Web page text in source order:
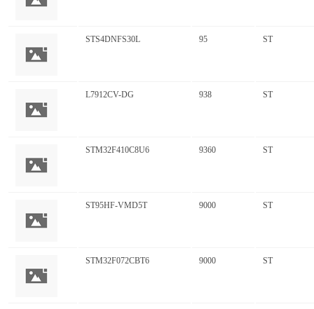
STS4DNFS30L 95 ST
L7912CV-DG 938 ST
STM32F410C8U6 9360 ST
ST95HF-VMD5T 9000 ST
STM32F072CBT6 9000 ST